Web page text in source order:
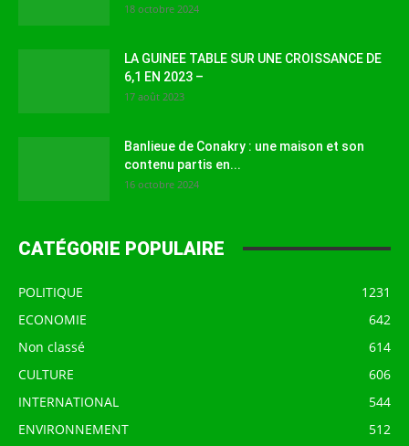
18 octobre 2024
LA GUINEE TABLE SUR UNE CROISSANCE DE
6,1 EN 2023 –
17 août 2023
Banlieue de Conakry : une maison et son
contenu partis en...
16 octobre 2024
CATÉGORIE POPULAIRE
POLITIQUE
1231
ECONOMIE
642
Non classé
614
CULTURE
606
INTERNATIONAL
544
ENVIRONNEMENT
512